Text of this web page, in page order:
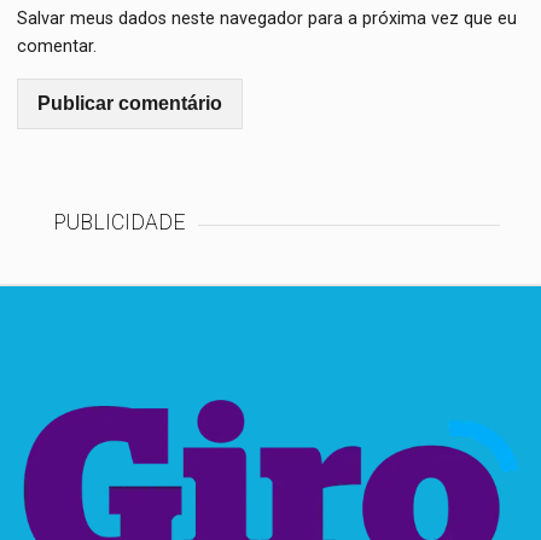
Salvar meus dados neste navegador para a próxima vez que eu
comentar.
PUBLICIDADE